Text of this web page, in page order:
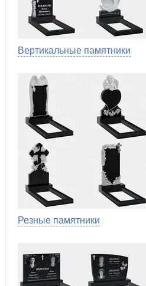
Вертикальные памятники
Резные памятники